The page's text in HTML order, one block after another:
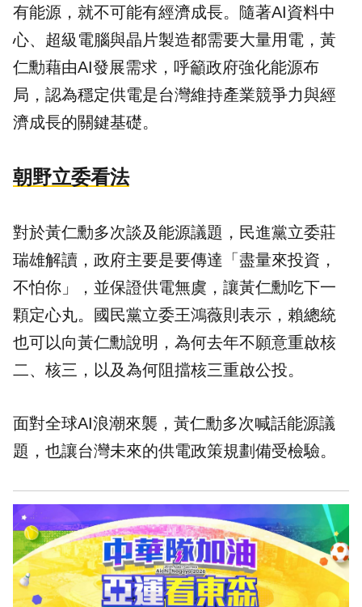
有能源，就不可能有經濟成長。隨著AI資料中
心、超級電腦與晶片製造都需要大量用電，黃
仁勳藉由AI發展需求，呼籲政府強化能源布
局，認為穩定供電是台灣維持產業競爭力與經
濟成長的關鍵基礎。
朝野立委看法
對於黃仁勳多次談及能源議題，民進黨立委莊
瑞雄解讀，政府主要是要傳達「盡量來投資，
不怕你」，並保證供電無虞，讓黃仁勳吃下一
顆定心丸。國民黨立委王鴻薇則表示，賴總統
也可以向黃仁勳說明，為何去年不願意重啟核
二、核三，以及為何阻擋核三重啟公投。
面對全球AI浪潮來襲，黃仁勳多次喊話能源議
題，也讓台灣未來的供電政策規劃備受檢驗。